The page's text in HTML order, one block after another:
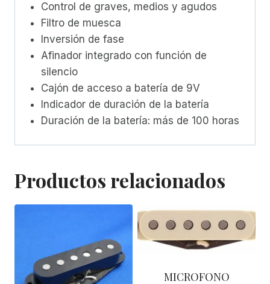
Control de graves, medios y agudos
Filtro de muesca
Inversión de fase
Afinador integrado con función de
silencio
Cajón de acceso a batería de 9V
Indicador de duración de la batería
Duración de la batería: más de 100 horas
Productos relacionados
MICROFONO